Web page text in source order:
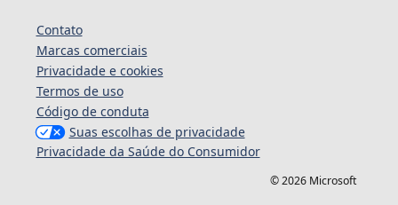
Contato
Marcas comerciais
Privacidade e cookies
Termos de uso
Código de conduta
Suas escolhas de privacidade
Privacidade da Saúde do Consumidor
© 2026 Microsoft